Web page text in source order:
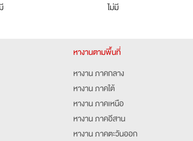
ไม่มี
หางานตามพื้นที่
หางาน ภาคกลาง
หางาน ภาคใต้
หางาน ภาคเหนือ
หางาน ภาคอีสาน
หางาน ภาคตะวันออก